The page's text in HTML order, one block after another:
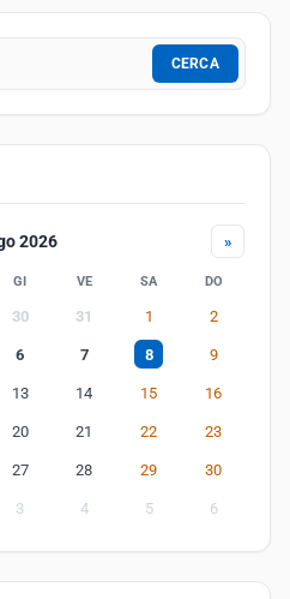
CERCA
2026 »
GI VE SA DO
30 31 1 2
6 7 8 9
13 14 15 16
20 21 22 23
27 28 29 30
3 4 5 6